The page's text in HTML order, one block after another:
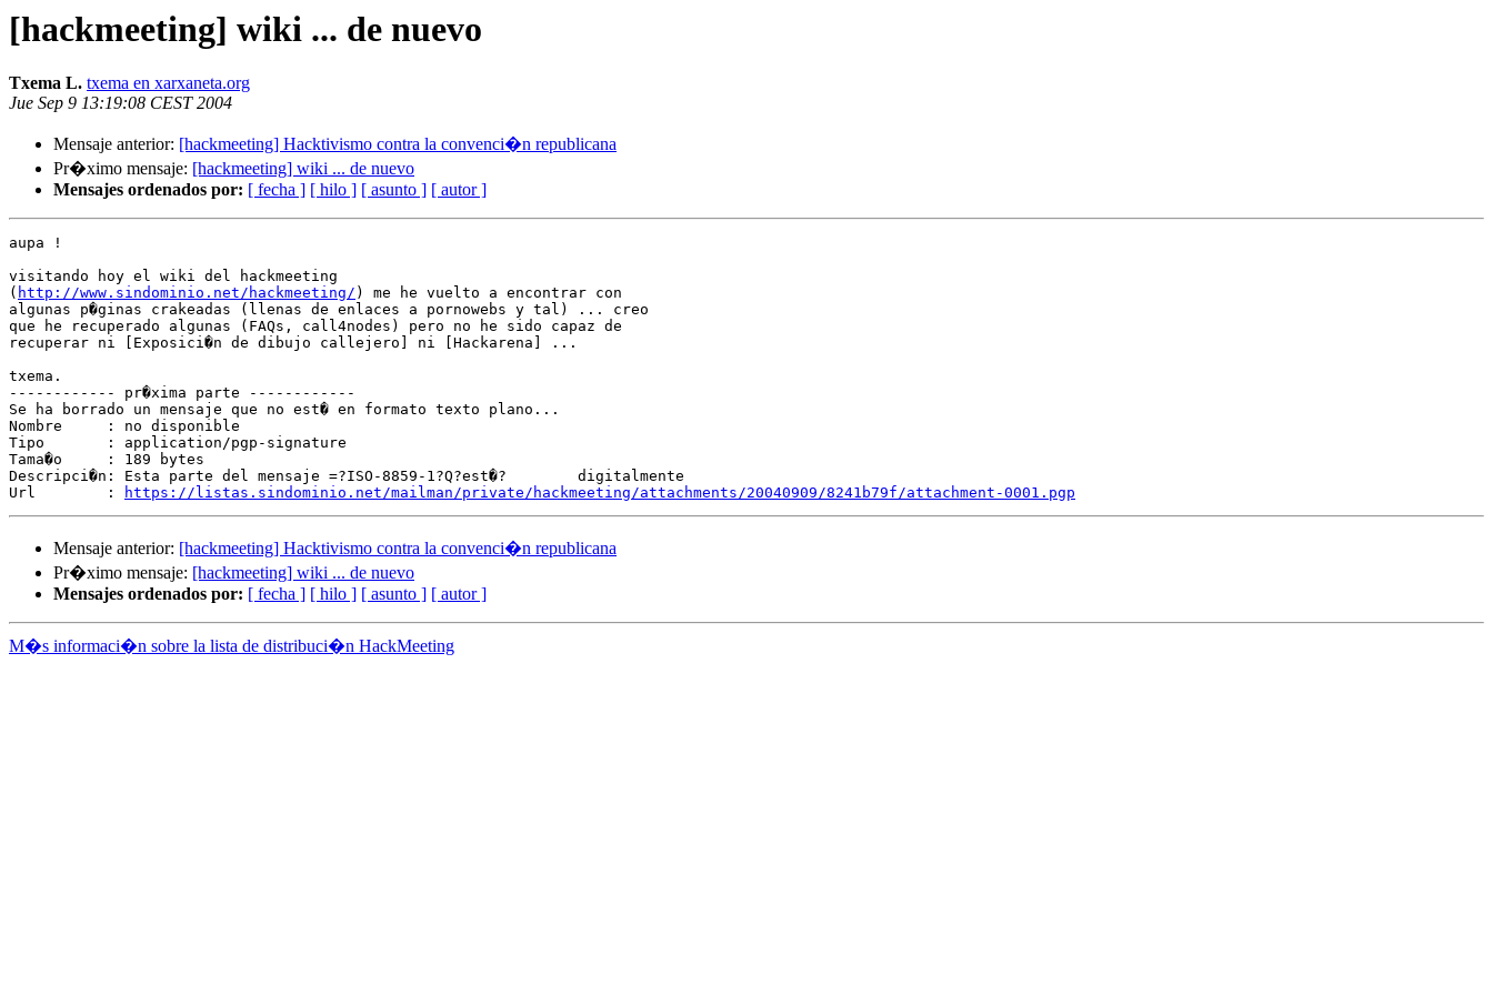
[hackmeeting] wiki ... de nuevo
Txema L. txema en xarxaneta.org
Jue Sep 9 13:19:08 CEST 2004
Mensaje anterior: [hackmeeting] Hacktivismo contra la convenci�n republicana
Pr�ximo mensaje: [hackmeeting] wiki ... de nuevo
Mensajes ordenados por: [ fecha ] [ hilo ] [ asunto ] [ autor ]
aupa !
visitando hoy el wiki del hackmeeting
( http://www.sindominio.net/hackmeeting/ ) me he vuelto a encontrar con
algunas p�ginas crakeadas (llenas de enlaces a pornowebs y tal) ... creo
que he recuperado algunas (FAQs, call4nodes) pero no he sido capaz de
recuperar ni [Exposici�n de dibujo callejero] ni [Hackarena] ...
txema.
------------ pr�xima parte ------------
Se ha borrado un mensaje que no est� en formato texto plano...
Nombre     : no disponible
Tipo       : application/pgp-signature
Tama�o     : 189 bytes
Descripci�n: Esta parte del mensaje =?ISO-8859-1?Q?est�?	digitalmente
Url        :
https://listas.sindominio.net/mailman/private/hackmeeting/attachments/20040909/8241b79f/attachment-0001.pgp
Mensaje anterior: [hackmeeting] Hacktivismo contra la convenci�n republicana
Pr�ximo mensaje: [hackmeeting] wiki ... de nuevo
Mensajes ordenados por: [ fecha ] [ hilo ] [ asunto ] [ autor ]
M�s informaci�n sobre la lista de distribuci�n HackMeeting